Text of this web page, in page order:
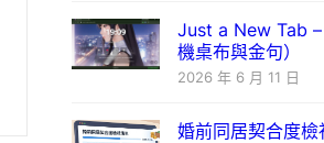
Just a New Tab
機桌布與金句）
2026 年 6 月 11 日
婚前同居契合度檢